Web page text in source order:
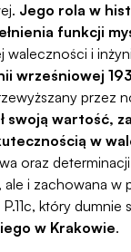
Jego rola w
funkcji
waleczności i
wrześniowej
przez
swoją wartość,
w
oraz
ale i zachowana w
który dumnie
w Krakowie.